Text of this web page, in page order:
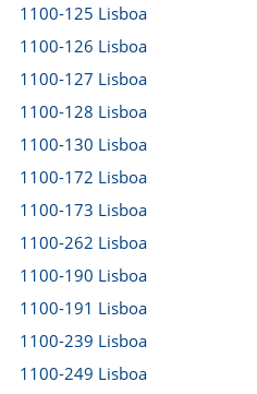
1100-125 Lisboa
1100-126 Lisboa
1100-127 Lisboa
1100-128 Lisboa
1100-130 Lisboa
1100-172 Lisboa
1100-173 Lisboa
1100-262 Lisboa
1100-190 Lisboa
1100-191 Lisboa
1100-239 Lisboa
1100-249 Lisboa